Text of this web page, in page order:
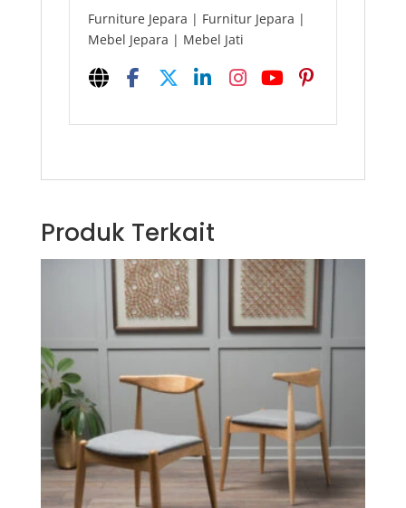
Furniture Jepara | Furnitur Jepara |
Mebel Jepara | Mebel Jati
Produk Terkait